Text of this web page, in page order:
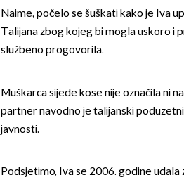
Naime, počelo se šuškati kako je Iva
Talijana zbog kojeg bi mogla uskoro i
službeno progovorila.
Muškarca sijede kose nije označila ni
partner navodno je talijanski
javnosti.
Podsjetimo, Iva se 2006. godine udala